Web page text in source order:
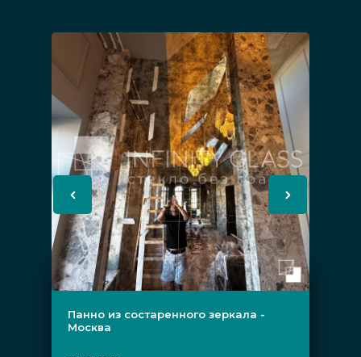
Панно из состаренного зеркала -
Москва